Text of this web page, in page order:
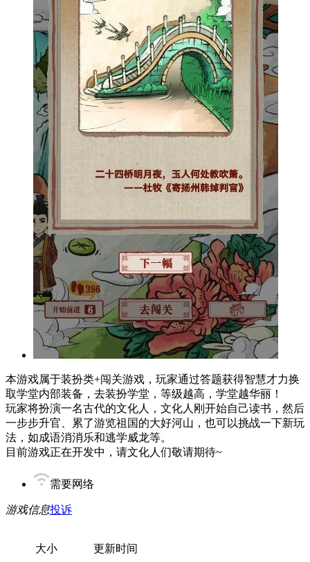
本游戏属于装扮类+闯关游戏，玩家通过答题获得智慧才力换
取学堂内部装备，去装扮学堂，等级越高，学堂越华丽！
玩家将扮演一名古代的文化人，文化人刚开始自己读书，然后
一步步升官、累了游览祖国的大好河山，也可以挑战一下新玩
法，如成语消消乐和逃学威龙等。
目前游戏正在开发中，请文化人们敬请期待~
需要网络
游戏信息投诉
大小 更新时间